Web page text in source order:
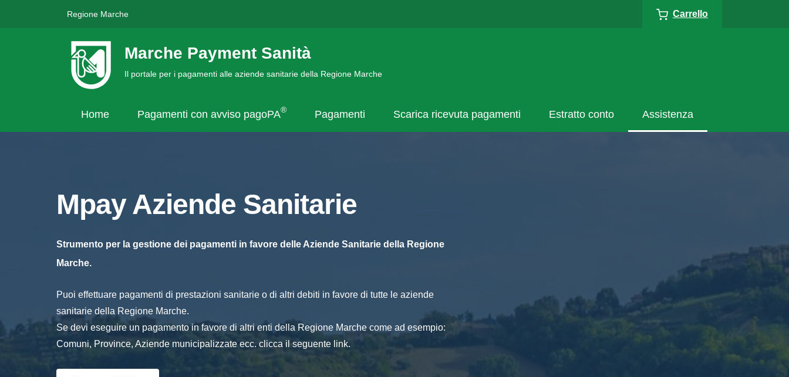
Regione Marche Carrello
Marche Payment Sanità
Il portale per i pagamenti alle aziende sanitarie della Regione Marche
Home Pagamenti con avviso pagoPA® Pagamenti Scarica ricevuta pagamenti Estratto conto Assistenza
Mpay Aziende Sanitarie
Strumento per la gestione dei pagamenti in favore delle Aziende Sanitarie della Regione
Marche.
Puoi effettuare pagamenti di prestazioni sanitarie o di altri debiti in favore di tutte le aziende
sanitarie della Regione Marche.
Se devi eseguire un pagamento in favore di altri enti della Regione Marche come ad esempio:
Comuni, Province, Aziende municipalizzate ecc. clicca il seguente link.